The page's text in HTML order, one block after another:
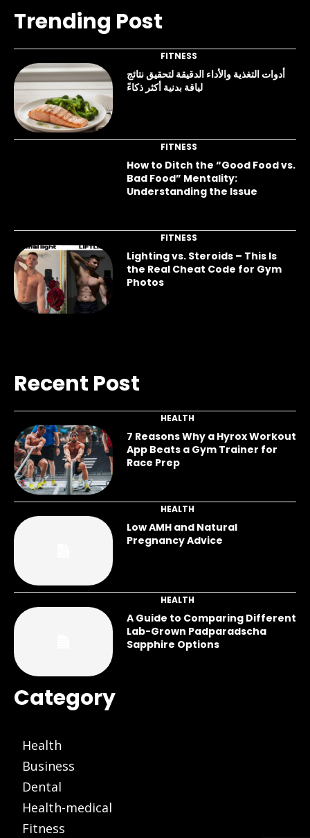
Trending Post
FITNESS
أدوات التغذية والأداء الدقيقة لتحقيق نتائج
لياقة بدنية أكثر ذكاءً
FITNESS
How to Ditch the “Good Food vs.
Bad Food” Mentality:
Understanding the Issue
FITNESS
Lighting vs. Steroids – This Is
the Real Cheat Code for Gym
Photos
Recent Post
HEALTH
7 Reasons Why a Hyrox Workout
App Beats a Gym Trainer for
Race Prep
HEALTH
Low AMH and Natural
Pregnancy Advice
HEALTH
A Guide to Comparing Different
Lab-Grown Padparadscha
Sapphire Options
Category
Health
Business
Dental
Health-medical
Fitness